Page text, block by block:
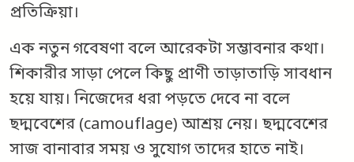
প্রতিক্রিয়া।
এক নতুন গবেষণা বলে আরেকটা সম্ভাবনার কথা।
শিকারীর সাড়া পেলে কিছু প্রাণী তাড়াতাড়ি সাবধান
হয়ে যায়। নিজেদের ধরা পড়তে দেবে না বলে
ছদ্মবেশের (camouflage) আশ্রয় নেয়। ছদ্মবেশের
সাজ বানাবার সময় ও সুযোগ তাদের হাতে নাই।